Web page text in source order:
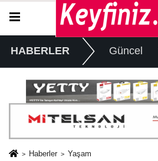
HABERLER Güncel
Haberler Yaşam